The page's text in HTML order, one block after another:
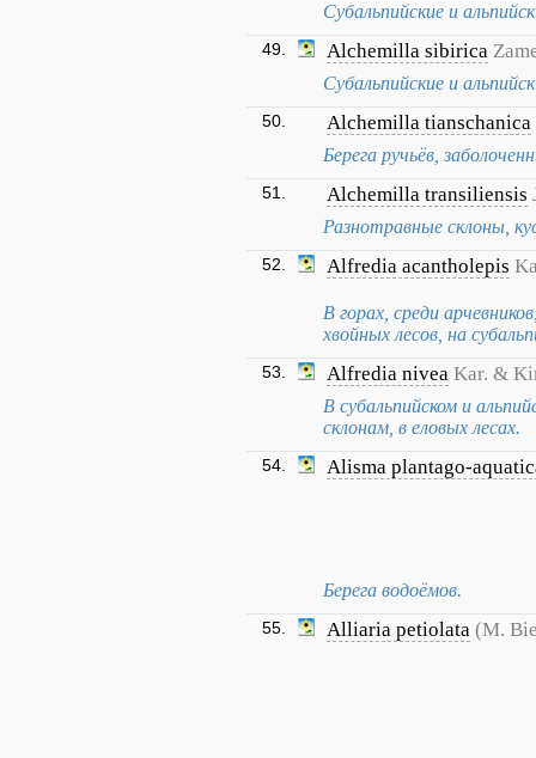
Субальпийские и
49. Alchemilla sibirica
Субальпийские и
50. Alchemilla tianschanica
Берега ручьёв,
51. Alchemilla transiliensis
Разнотравные склоны,
52. Alfredia acantholepis
В горах, среди
хвойных лесов, на
53. Alfredia nivea Kar. &
В субальпийском и
склонам, в еловых лесах.
54. Alisma plantago-
Берега водоёмов.
55. Alliaria petiolata (M.